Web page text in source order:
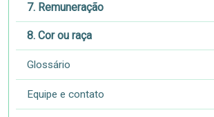
7. Remuneração
8. Cor ou raça
Glossário
Equipe e contato